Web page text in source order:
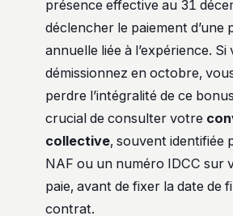
présence effective au 31
déclencher le paiement d’une
annuelle liée à l’expérience. Si
démissionnez en octobre,
perdre l’intégralité de ce
crucial de consulter votre
collective, souvent identifiée
NAF ou un numéro IDCC sur
paie, avant de fixer la date de
contrat.